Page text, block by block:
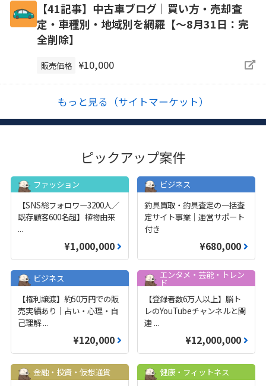
【41記事】中古車ブログ｜買い方・売却査
定・車種別・地域別を網羅【～8月31日：完
全削除】
販売価格 ¥10,000
もっと見る（サイトマーケット）
ピックアップ案件
ファッション
【SNS総フォロワー3200人／
既存顧客600名超】植物由来
...
¥1,000,000
ビジネス
釣具買取・釣具査定の一括査
定サイト事業｜運営サポート
付き
¥680,000
ビジネス
【権利譲渡】約50万円での販
売実績あり｜占い・心理・自
己理解...
¥120,000
エンタメ・芸能・トレン
ド
【登録者数6万人以上】脳ト
レのYouTubeチャンネルと関
連 ...
¥12,000,000
金融・投資・仮想通貨
健康・フィットネス